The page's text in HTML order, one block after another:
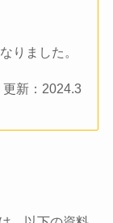
りました。
更新：2024.3